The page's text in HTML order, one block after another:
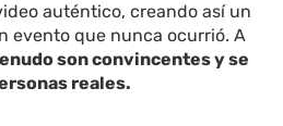
auténtico, creando así un
evento que nunca ocurrió. A
enudo son convincentes y se
reales.